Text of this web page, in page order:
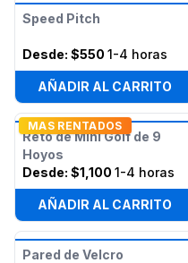
Speed Pitch
Desde: $550 1-4 horas
AÑADIR AL CARRITO
MAS RENTADOS
Reto de Mini Golf de 9
Hoyos
Desde: $1,100 1-4 horas
AÑADIR AL CARRITO
Pared de Velcro